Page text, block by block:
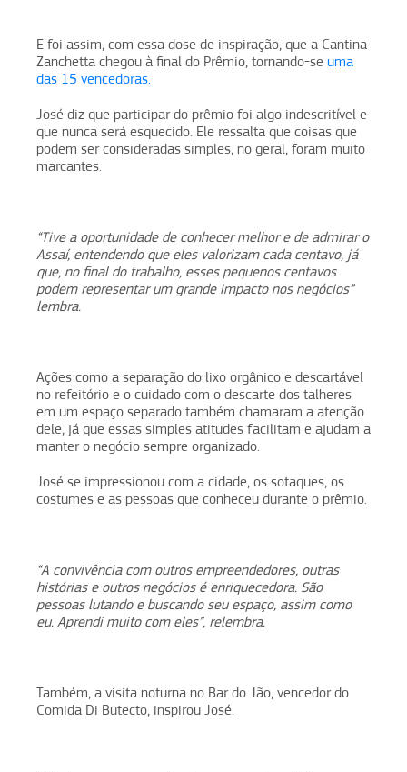
E foi assim, com essa dose de inspiração, que a Cantina
Zanchetta chegou à final do Prêmio, tornando-se uma
das 15 vencedoras.
José diz que participar do prêmio foi algo indescritível e
que nunca será esquecido. Ele ressalta que coisas que
podem ser consideradas simples, no geral, foram muito
marcantes.
“Tive a oportunidade de conhecer melhor e de admirar o
Assaí, entendendo que eles valorizam cada centavo, já
que, no final do trabalho, esses pequenos centavos
podem representar um grande impacto nos negócios”
lembra.
Ações como a separação do lixo orgânico e descartável
no refeitório e o cuidado com o descarte dos talheres
em um espaço separado também chamaram a atenção
dele, já que essas simples atitudes facilitam e ajudam a
manter o negócio sempre organizado.
José se impressionou com a cidade, os sotaques, os
costumes e as pessoas que conheceu durante o prêmio.
“A convivência com outros empreendedores, outras
histórias e outros negócios é enriquecedora. São
pessoas lutando e buscando seu espaço, assim como
eu. Aprendi muito com eles”, relembra.
Também, a visita noturna no Bar do Jão, vencedor do
Comida Di Butecto, inspirou José.